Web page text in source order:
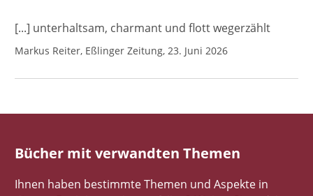
[...] unterhaltsam, charmant und flott wegerzählt
Markus Reiter, Eßlinger Zeitung, 23. Juni 2026
Bücher mit verwandten Themen
Ihnen haben bestimmte Themen und Aspekte in